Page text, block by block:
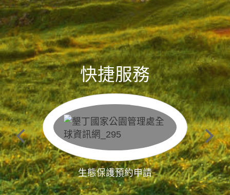
快捷服務
生態保護預約申請